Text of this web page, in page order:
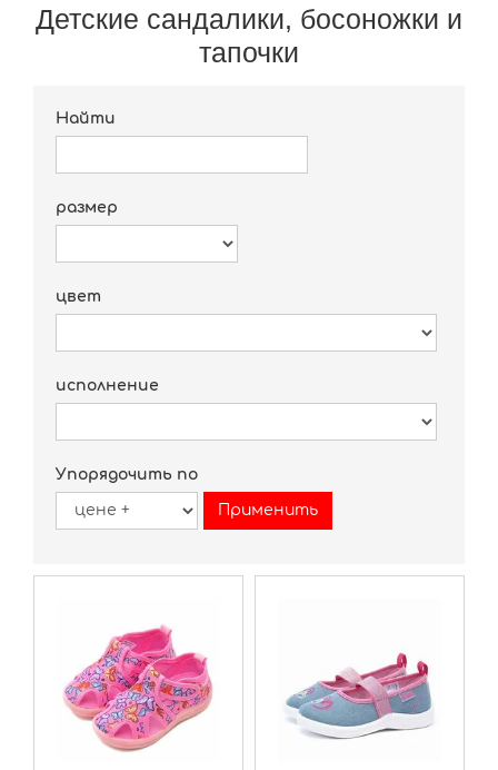
Детские сандалики, босоножки и
тапочки
Найти
размер
цвет
исполнение
Упорядочить по